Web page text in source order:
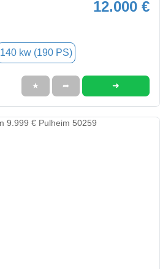
12.000 €
140 kw (190 PS)
★ ➦ ➜